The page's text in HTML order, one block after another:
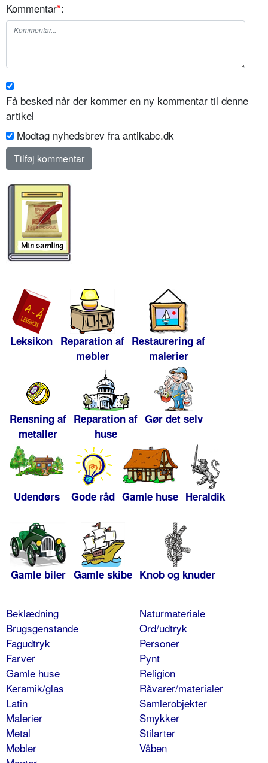
Kommentar*:
Få besked når der kommer en ny kommentar til denne
artikel
Modtag nyhedsbrev fra antikabc.dk
Leksikon Reparation af
møbler
Restaurering af
malerier
Rensning af
metaller
Reparation af
huse
Gør det selv
Udendørs Gode råd Gamle huse Heraldik
Gamle biler Gamle skibe Knob og knuder
Beklædning
Brugsgenstande
Fagudtryk
Farver
Gamle huse
Keramik/glas
Latin
Malerier
Metal
Møbler
Naturmateriale
Ord/udtryk
Personer
Pynt
Religion
Råvarer/materialer
Samlerobjekter
Smykker
Stilarter
Våben